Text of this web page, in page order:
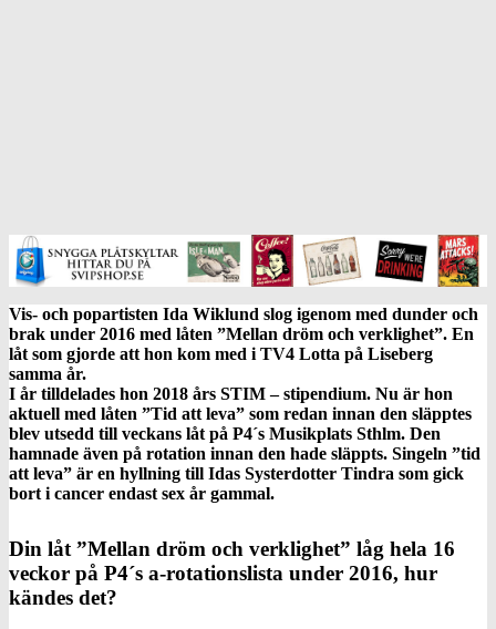
Vis- och popartisten Ida Wiklund slog igenom med dunder och
brak under 2016 med låten ”Mellan dröm och verklighet”. En
låt som gjorde att hon kom med i TV4 Lotta på Liseberg
samma år.
I år tilldelades hon 2018 års STIM – stipendium. Nu är hon
aktuell med låten ”Tid att leva” som redan innan den släpptes
blev utsedd till veckans låt på P4´s Musikplats Sthlm. Den
hamnade även på rotation innan den hade släppts. Singeln ”tid
att leva” är en hyllning till Idas Systerdotter Tindra som gick
bort i cancer endast sex år gammal.
Din låt ”Mellan dröm och verklighet” låg hela 16
veckor på P4´s a-rotationslista under 2016, hur
kändes det?